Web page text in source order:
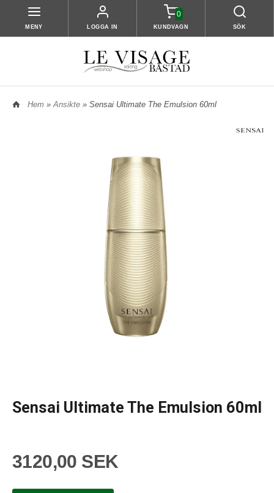
MENY LOGGA IN
0
KUNDVAGN SÖK
Hem » Ansikte » Sensai Ultimate The Emulsion 60ml
Sensai Ultimate The Emulsion 60ml
3120,00 SEK